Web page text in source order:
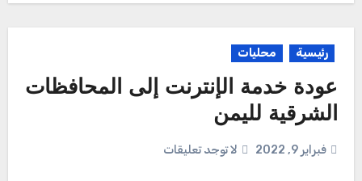
رئيسية محليات
عودة خدمة الإنترنت إلى المحافظات
الشرقية لليمن
فبراير 9, 2022 لا توجد تعليقات